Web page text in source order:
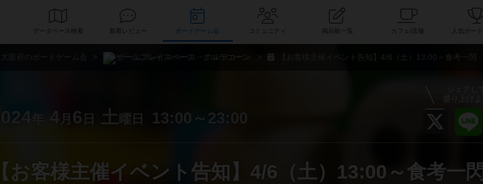
データベース 新着レビュー コミュニティ
ゲームプレイスペース・クルラコーン 【お客様主催イベント告知】4/6（土）13:00～食考一閃
2024 月 6 日 土 曜日 13:00～23:00
【お客様主催イベント告知】4/6（土）13:00～食考一閃